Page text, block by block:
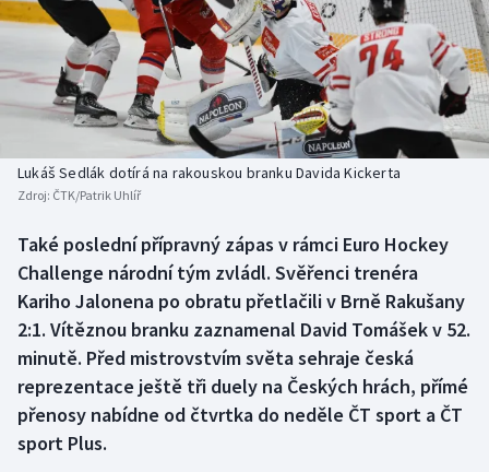
Americký fotbal
Baseball a softbal
Basketbal
Biatlon
Box
Curling
Dostihy
Florbal
NEPŘEHLÉDNĚTE
Soutěže
Historické návraty
Aplikace ČT sport
Lukáš Sedlák dotírá na rakouskou branku Davida Kickerta
Zdroj: ČTK/Patrik Uhlíř
Také poslední přípravný zápas v rámci Euro Hockey
Challenge národní tým zvládl. Svěřenci trenéra
Kariho Jalonena po obratu přetlačili v Brně Rakušany
2:1. Vítěznou branku zaznamenal David Tomášek v 52.
minutě. Před mistrovstvím světa sehraje česká
reprezentace ještě tři duely na Českých hrách, přímé
přenosy nabídne od čtvrtka do neděle ČT sport a ČT
sport Plus.